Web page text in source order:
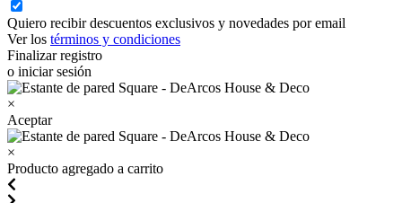
Quiero recibir descuentos exclusivos y novedades por email
Ver los términos y condiciones
Finalizar registro
o iniciar sesión
×
Aceptar
×
Producto agregado a carrito